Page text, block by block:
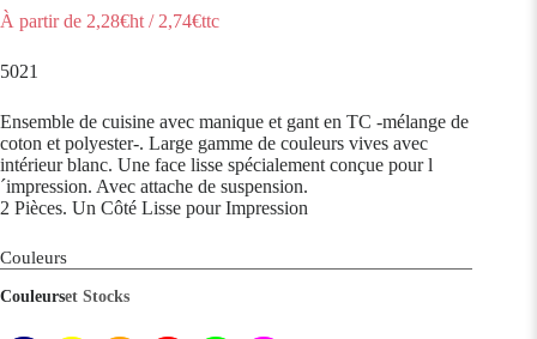
À partir de 2,28€ht / 2,74€ttc
5021
Ensemble de cuisine avec manique et gant en TC -mélange de
coton et polyester-. Large gamme de couleurs vives avec
intérieur blanc. Une face lisse spécialement conçue pour l
´impression. Avec attache de suspension.
2 Pièces. Un Côté Lisse pour Impression
Couleurs
Couleurset Stocks